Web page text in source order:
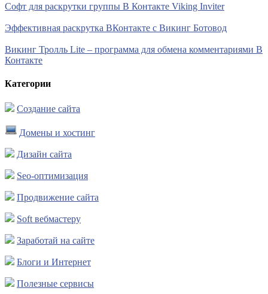
Софт для раскрутки группы В Контакте Viking Inviter
Эффективная раскрутка ВКонтакте с Викинг Ботовод
Викинг Тролль Lite – программа для обмена комментариями В
Контакте
Категории
Создание сайта
Домены и хостинг
Дизайн сайта
Seo-оптимизация
Продвижение сайта
Soft вебмастеру
Заработай на сайте
Блоги и Интернет
Полезные сервисы